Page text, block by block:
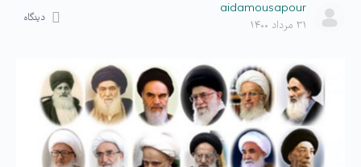
aidamousapour
۳۱ مرداد ۱۴۰۰
دیدگاه